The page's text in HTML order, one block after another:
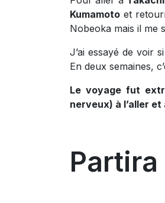
Kumamoto et
Nobeoka mais il me
J’ai essayé de voir
En deux semaines,
Le voyage fut
nerveux) à l’aller
Partira